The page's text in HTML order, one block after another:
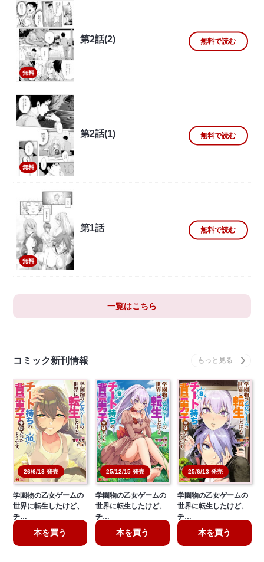
無料
第2話(2) 無料で読む
無料
第2話(1) 無料で読む
無料
第1話 無料で読む
一覧はこちら
コミック新刊情報
26/6/13 発売
学園物の乙女ゲームの
世界に転生したけど、
チ…
本を買う
25/12/15 発売
学園物の乙女ゲームの
世界に転生したけど、
チ…
本を買う
25/6/13 発売
学園物の乙女ゲームの
世界に転生したけど、
チ…
本を買う